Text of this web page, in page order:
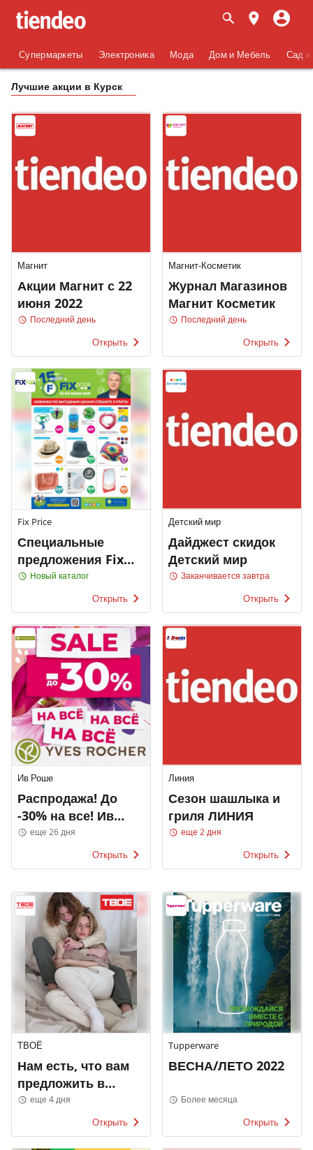
Супермаркеты Электроника Мода Дом и Мебель Сад и
Лучшие акции в Курск
Магнит
Акции Магнит с 22
июня 2022
Последний день
Открыть
Магнит-Косметик
Журнал Магазинов
Магнит Косметик
Последний день
Открыть
Fix Price
Специальные
предложения Fix
Price
Новый каталог
Открыть
Детский мир
Дайджест скидок
Детский мир
Заканчивается завтра
Открыть
Ив Роше
Распродажа! До
-30% на все! Ив
Роше
еще 26 дня
Открыть
Линия
Сезон шашлыка и
гриля ЛИНИЯ
еще 2 дня
Открыть
ТВОЁ
Нам есть, что вам
предложить в
ТВОЁ
еще 4 дня
Открыть
Tupperware
ВЕСНА/ЛЕТО 2022
Более месяца
Открыть